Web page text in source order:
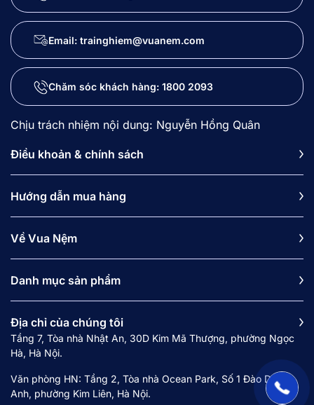
Email: trainghiem@vuanem.com
Chăm sóc khách hàng: 1800 2093
Chịu trách nhiệm nội dung: Nguyễn Hồng Quân
Điều khoản & chính sách
Hướng dẫn mua hàng
Về Vua Nệm
Danh mục sản phẩm
Địa chỉ của chúng tôi
Tầng 7, Tòa nhà Nhật An, 30D Kim Mã Thượng, phường Ngọc
Hà, Hà Nội.
Văn phòng HN: Tầng 2, Tòa nhà Ocean Park, Số 1 Đào Duy
Anh, phường Kim Liên, Hà Nội.